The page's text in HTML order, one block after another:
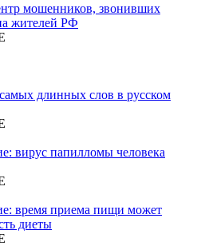
мошенников, звонивших
жителей РФ
длинных слов в русском
вирус папилломы человека
время приема пищи может
диеты